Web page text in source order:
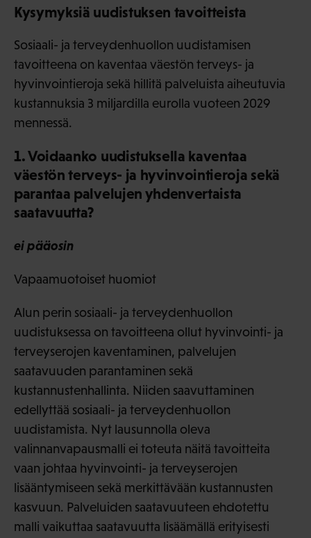
Kysymyksiä uudistuksen tavoitteista
Sosiaali- ja terveydenhuollon uudistamisen
tavoitteena on kaventaa väestön terveys- ja
hyvinvointieroja sekä hillitä palveluista aiheutuvia
kustannuksia 3 miljardilla eurolla vuoteen 2029
mennessä.
1. Voidaanko uudistuksella kaventaa
väestön terveys- ja hyvinvointieroja sekä
parantaa palvelujen yhdenvertaista
saatavuutta?
ei pääosin
Vapaamuotoiset huomiot
Alun perin sosiaali- ja terveydenhuollon
uudistuksessa on tavoitteena ollut hyvinvointi- ja
terveyserojen kaventaminen, palvelujen
saatavuuden parantaminen sekä
kustannustenhallinta. Niiden saavuttaminen
edellyttää sosiaali- ja terveydenhuollon
uudistamista. Nyt lausunnolla oleva
valinnanvapausmalli ei toteuta näitä tavoitteita
vaan johtaa hyvinvointi- ja terveyserojen
lisääntymiseen sekä merkittävään kustannusten
kasvuun. Palveluiden saatavuuteen ehdotettu
malli vaikuttaa saatavuutta lisäämällä erityisesti